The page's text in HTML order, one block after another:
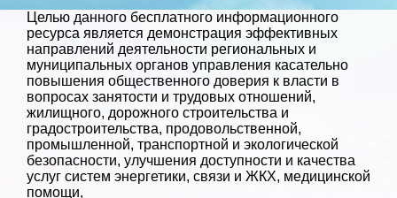
Целью данного бесплатного информационного
ресурса является демонстрация эффективных
направлений деятельности региональных и
муниципальных органов управления касательно
повышения общественного доверия к власти в
вопросах занятости и трудовых отношений,
жилищного, дорожного строительства и
градостроительства, продовольственной,
промышленной, транспортной и экологической
безопасности, улучшения доступности и качества
услуг систем энергетики, связи и ЖКХ, медицинской
помощи,